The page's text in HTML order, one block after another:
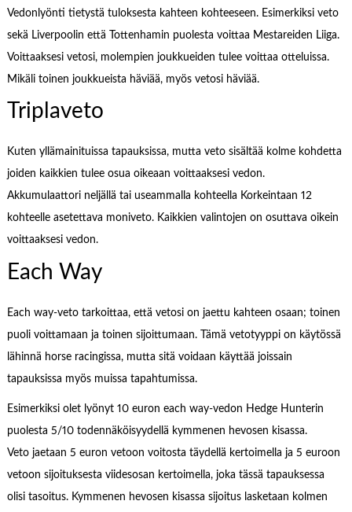
Vedonlyönti tietystä tuloksesta kahteen kohteeseen. Esimerkiksi veto
sekä Liverpoolin että Tottenhamin puolesta voittaa Mestareiden Liiga.
Voittaaksesi vetosi, molempien joukkueiden tulee voittaa otteluissa.
Mikäli toinen joukkueista häviää, myös vetosi häviää.
Triplaveto
Kuten yllämainituissa tapauksissa, mutta veto sisältää kolme kohdetta
joiden kaikkien tulee osua oikeaan voittaaksesi vedon.
Akkumulaattori neljällä tai useammalla kohteella Korkeintaan 12
kohteelle asetettava moniveto. Kaikkien valintojen on osuttava oikein
voittaaksesi vedon.
Each Way
Each way-veto tarkoittaa, että vetosi on jaettu kahteen osaan; toinen
puoli voittamaan ja toinen sijoittumaan. Tämä vetotyyppi on käytössä
lähinnä horse racingissa, mutta sitä voidaan käyttää joissain
tapauksissa myös muissa tapahtumissa.
Esimerkiksi olet lyönyt 10 euron each way-vedon Hedge Hunterin
puolesta 5/10 todennäköisyydellä kymmenen hevosen kisassa.
Veto jaetaan 5 euron vetoon voitosta täydellä kertoimella ja 5 euroon
vetoon sijoituksesta viidesosan kertoimella, joka tässä tapauksessa
olisi tasoitus. Kymmenen hevosen kisassa sijoitus lasketaan kolmen